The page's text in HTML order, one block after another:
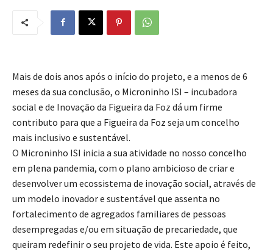
Mais de dois anos após o início do projeto, e a menos de 6
meses da sua conclusão, o Microninho ISI – incubadora
social e de Inovação da Figueira da Foz dá um firme
contributo para que a Figueira da Foz seja um concelho
mais inclusivo e sustentável.
O Microninho ISI inicia a sua atividade no nosso concelho
em plena pandemia, com o plano ambicioso de criar e
desenvolver um ecossistema de inovação social, através de
um modelo inovador e sustentável que assenta no
fortalecimento de agregados familiares de pessoas
desempregadas e/ou em situação de precariedade, que
queiram redefinir o seu projeto de vida. Este apoio é feito,